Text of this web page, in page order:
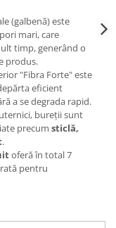
(galbenă) este
mari, care
timp, generând o
produs.
"Fibra Forte" este
eficient
a se degrada rapid.
bureții sunt
precum sticlă,
.
oferă în total 7
pentru